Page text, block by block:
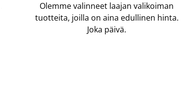
Olemme valinneet laajan valikoiman
tuotteita, joilla on aina edullinen hinta.
Joka päivä.